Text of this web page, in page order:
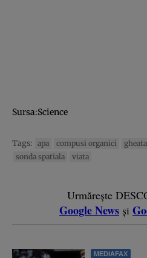
Sursa:Science
Tags: apa compusi organici gheata
sonda spatiala
viata
Urmărește
Google News și
MEDIAFAX